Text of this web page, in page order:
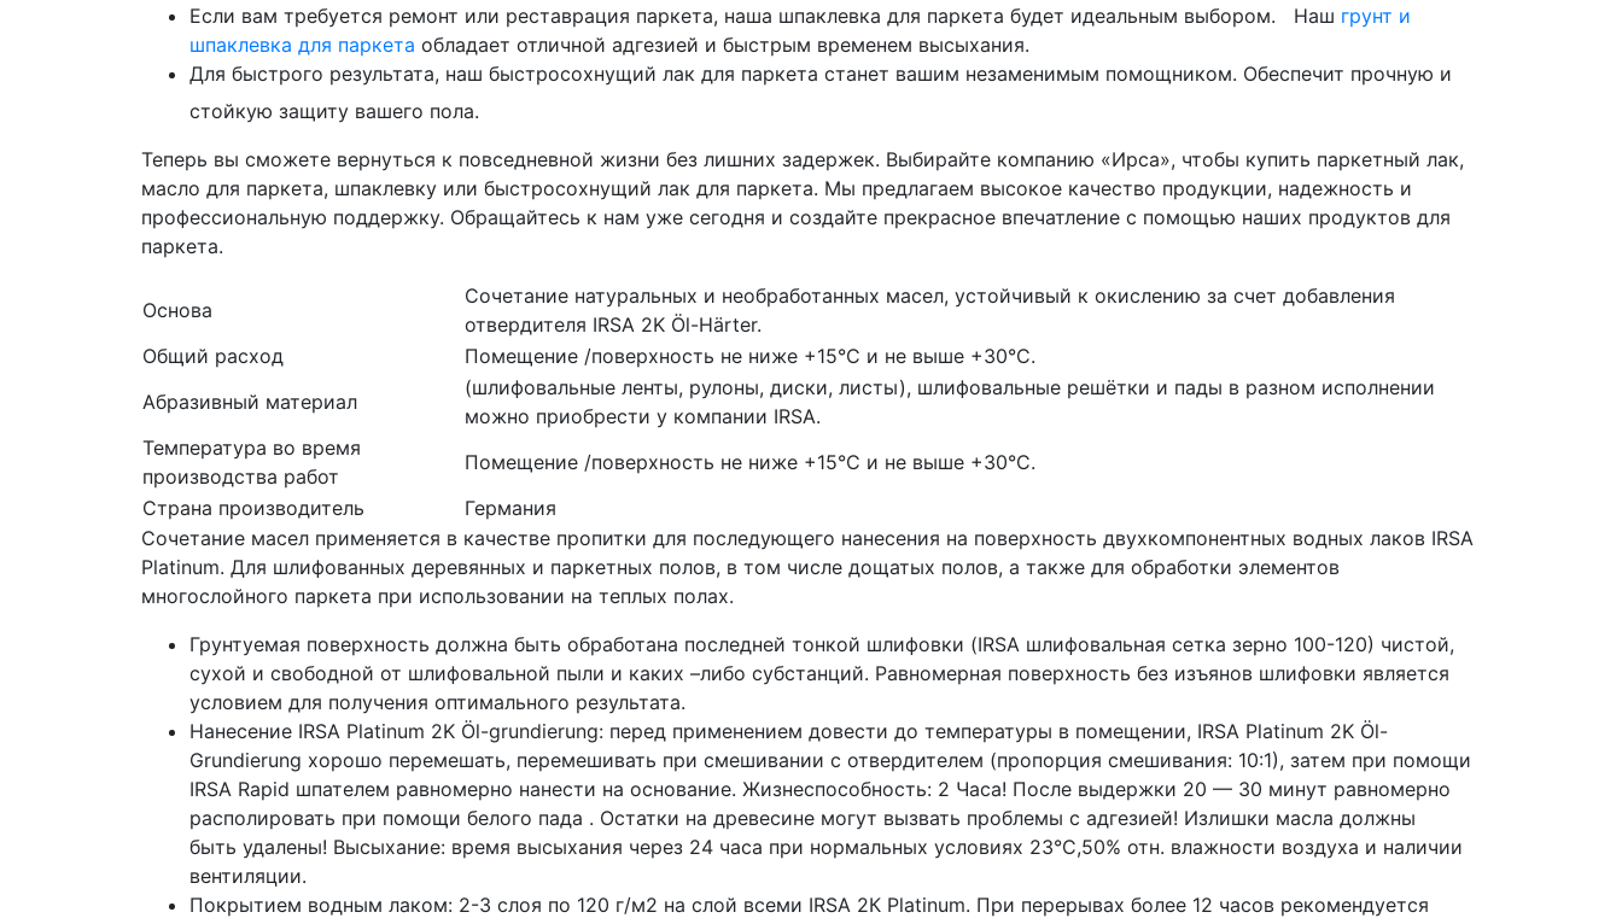
Если вам требуется ремонт или реставрация паркета, наша шпаклевка для паркета будет идеальным выбором. Наш грунт и
шпаклевка для паркета обладает отличной адгезией и быстрым временем высыхания.
Для быстрого результата, наш быстросохнущий лак для паркета станет вашим незаменимым помощником. Обеспечит прочную и
стойкую защиту вашего пола.
Теперь вы сможете вернуться к повседневной жизни без лишних задержек. Выбирайте компанию «Ирса», чтобы купить паркетный лак,
масло для паркета, шпаклевку или быстросохнущий лак для паркета. Мы предлагаем высокое качество продукции, надежность и
профессиональную поддержку. Обращайтесь к нам уже сегодня и создайте прекрасное впечатление с помощью наших продуктов для
паркета.
Основа
Сочетание натуральных и необработанных масел, устойчивый к окислению за счет добавления
отвердителя IRSA 2K Öl-Härter.
Общий расход
Помещение /поверхность не ниже +15°C и не выше +30°C.
Абразивный материал
(шлифовальные ленты, рулоны, диски, листы), шлифовальные решётки и пады в разном исполнении
можно приобрести у компании IRSA.
Температура во время
производства работ
Помещение /поверхность не ниже +15°C и не выше +30°C.
Страна производитель
Германия
Сочетание масел применяется в качестве пропитки для последующего нанесения на поверхность двухкомпонентных водных лаков IRSA
Platinum. Для шлифованных деревянных и паркетных полов, в том числе дощатых полов, а также для обработки элементов
многослойного паркета при использовании на теплых полах.
Грунтуемая поверхность должна быть обработана последней тонкой шлифовки (IRSA шлифовальная сетка зерно 100-120) чистой,
сухой и свободной от шлифовальной пыли и каких –либо субстанций. Равномерная поверхность без изъянов шлифовки является
условием для получения оптимального результата.
Нанесение IRSA Platinum 2K Öl-grundierung: перед применением довести до температуры в помещении, IRSA Platinum 2K Öl-
Grundierung хорошо перемешать, перемешивать при смешивании с отвердителем (пропорция смешивания: 10:1), затем при помощи
IRSA Rapid шпателем равномерно нанести на основание. Жизнеспособность: 2 Часа! После выдержки 20 — 30 минут равномерно
располировать при помощи белого пада . Остатки на древесине могут вызвать проблемы с адгезией! Излишки масла должны
быть удалены! Высыхание: время высыхания через 24 часа при нормальных условиях 23°C,50% отн. влажности воздуха и наличии
вентиляции.
Покрытием водным лаком: 2-3 слоя по 120 г/м2 на слой всеми IRSA 2К Platinum. При перерывах более 12 часов рекомендуется